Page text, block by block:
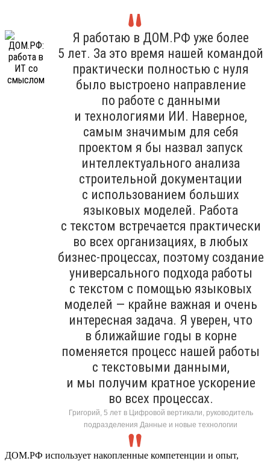
Я работаю в ДОМ.РФ уже более
5 лет. За это время нашей командой
практически полностью с нуля
было выстроено направление
по работе с данными
и технологиями ИИ. Наверное,
самым значимым для себя
проектом я бы назвал запуск
интеллектуального анализа
строительной документации
с использованием больших
языковых моделей. Работа
с текстом встречается практически
во всех организациях, в любых
бизнес-процессах, поэтому создание
универсального подхода работы
с текстом с помощью языковых
моделей — крайне важная и очень
интересная задача. Я уверен, что
в ближайшие годы в корне
поменяется процесс нашей работы
с текстовыми данными,
и мы получим кратное ускорение
во всех процессах.
Григорий, 5 лет в Цифровой вертикали, руководитель
подразделения Данные и новые технологии
ДОМ.РФ использует накопленные компетенции и опыт,